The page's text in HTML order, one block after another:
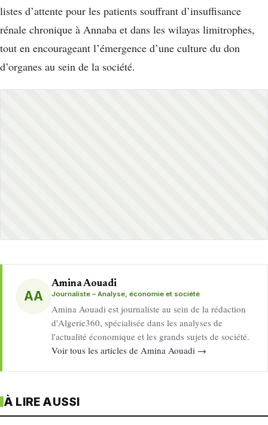
listes d’attente pour les patients souffrant d’insuffisance
rénale chronique à Annaba et dans les wilayas limitrophes,
tout en encourageant l’émergence d’une culture du don
d’organes au sein de la société.
AA
Amina Aouadi
Journaliste – Analyse, économie et société
Amina Aouadi est journaliste au sein de la rédaction
d'Algerie360, spécialisée dans les analyses de
l'actualité économique et les grands sujets de société.
Voir tous les articles de Amina Aouadi →
À LIRE AUSSI